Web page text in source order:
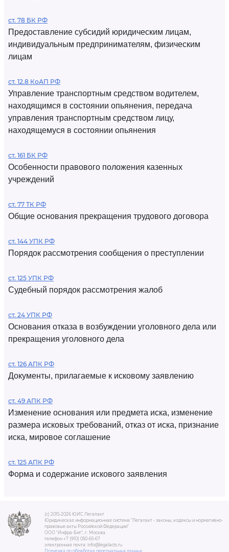
ст. 78 БК РФ
Предоставление субсидий юридическим лицам,
индивидуальным предпринимателям, физическим
лицам
ст. 12.8 КоАП РФ
Управление транспортным средством водителем,
находящимся в состоянии опьянения, передача
управления транспортным средством лицу,
находящемуся в состоянии опьянения
ст. 161 БК РФ
Особенности правового положения казенных
учреждений
ст. 77 ТК РФ
Общие основания прекращения трудового договора
ст. 144 УПК РФ
Порядок рассмотрения сообщения о преступлении
ст. 125 УПК РФ
Судебный порядок рассмотрения жалоб
ст. 24 УПК РФ
Основания отказа в возбуждении уголовного дела или
прекращения уголовного дела
ст. 126 АПК РФ
Документы, прилагаемые к исковому заявлению
ст. 49 АПК РФ
Изменение основания или предмета иска, изменение
размера исковых требований, отказ от иска, признание
иска, мировое соглашение
ст. 125 АПК РФ
Форма и содержание искового заявления
(c) 2015-2026 ЮИС Легалакт
Юридическая информационная система "Легалакт - законы, кодексы и нормативно-
правовые акты Российской Федерации"
ООО "Инфра-Бит", г. Москва.
телефон +7 (910) 050-65-67
электронная почта: info@legalacts.ru
Политика по обработке персональных данных